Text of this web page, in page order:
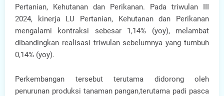
Pertanian, Kehutanan dan Perikanan. Pada triwulan III
2024, kinerja LU Pertanian, Kehutanan dan Perikanan
mengalami kontraksi sebesar 1,14% (yoy), melambat
dibandingkan realisasi triwulan sebelumnya yang tumbuh
0,14% (yoy).
Perkembangan tersebut terutama didorong oleh
penurunan produksi tanaman pangan,terutama padi pasca